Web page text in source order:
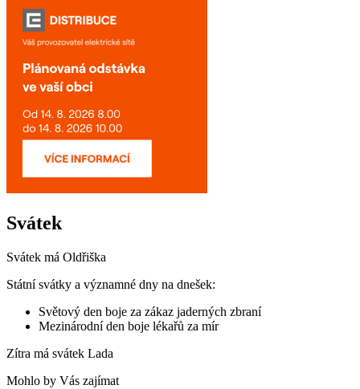
Svátek
Svátek má Oldřiška
Státní svátky a významné dny na dnešek:
Světový den boje za zákaz jaderných zbraní
Mezinárodní den boje lékařů za mír
Zítra má svátek Lada
Mohlo by Vás zajímat